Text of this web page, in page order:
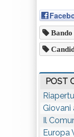
Bando
POST
Giovani
Il
Europa